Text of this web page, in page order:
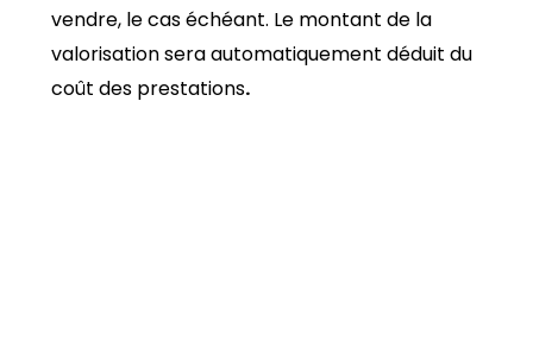
vendre, le cas échéant. Le montant de la
valorisation sera automatiquement déduit du
coût des prestations.